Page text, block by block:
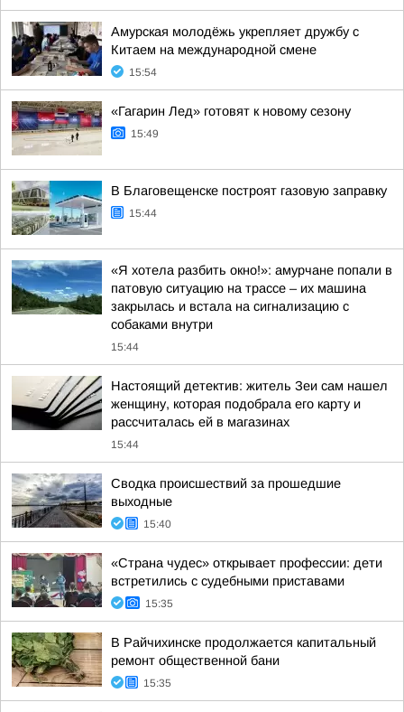
Амурская молодёжь укрепляет дружбу с
Китаем на международной смене
15:54
«Гагарин Лед» готовят к новому сезону
15:49
В Благовещенске построят газовую заправку
15:44
«Я хотела разбить окно!»: амурчане попали в
патовую ситуацию на трассе – их машина
закрылась и встала на сигнализацию с
собаками внутри
15:44
Настоящий детектив: житель Зеи сам нашел
женщину, которая подобрала его карту и
рассчиталась ей в магазинах
15:44
Сводка происшествий за прошедшие
выходные
15:40
«Страна чудес» открывает профессии: дети
встретились с судебными приставами
15:35
В Райчихинске продолжается капитальный
ремонт общественной бани
15:35